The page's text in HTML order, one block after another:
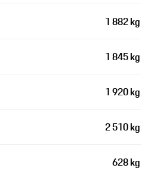
1 882 kg
1 845 kg
1 920 kg
2 510 kg
628 kg